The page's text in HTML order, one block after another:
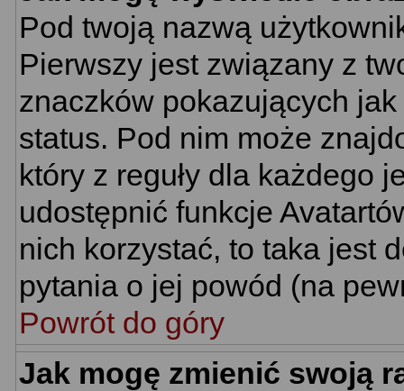
Pod twoją nazwą
Pierwszy jest związany z
znaczków pokazujących
status. Pod nim może
który z reguły dla każdego
udostępnić funkcje
nich korzystać, to taka jest
pytania o jej powód (na
Powrót do góry
Jak mogę zmienić swoją